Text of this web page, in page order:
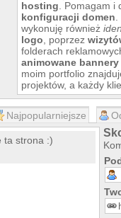
hosting . Pomagam
konfiguracji domen
wykonuję również
logo , poprzez
folderach
animowane bannery
moim portfolio
projektów, a każdy
innym klientom jako
Zakres mojej
Strony www
Szablony stron
Szablony aukcji
Prezentacje
Wykup i
Opieka nad
Oraz wiele, wiele
Najpopularniejsze
ta strona :)